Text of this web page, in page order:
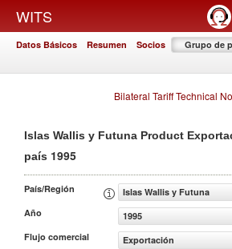
WITS
Datos Básicos Resumen Socios Grupo de
Bilateral Tariff Technical
Islas Wallis y Futuna Product
país 1995
País/Región
Islas Wallis y Futuna
Año
1995
Flujo comercial
Exportación